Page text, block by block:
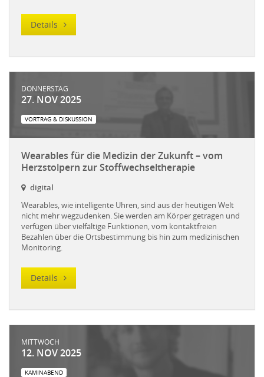
Details
DONNERSTAG
27. NOV 2025
VORTRAG & DISKUSSION
Wearables für die Medizin der Zukunft – vom
Herzstolpern zur Stoffwechseltherapie
digital
Wearables, wie intelligente Uhren, sind aus der heutigen Welt
nicht mehr wegzudenken. Sie werden am Körper getragen und
verfügen über vielfältige Funktionen, vom kontaktfreien
Bezahlen über die Ortsbestimmung bis hin zum medizinischen
Monitoring.
Details
MITTWOCH
12. NOV 2025
KAMINABEND